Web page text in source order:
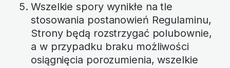
Wszelkie spory wynikłe na tle
stosowania postanowień Regulaminu,
Strony będą rozstrzygać polubownie,
a w przypadku braku możliwości
osiągnięcia porozumienia, wszelkie